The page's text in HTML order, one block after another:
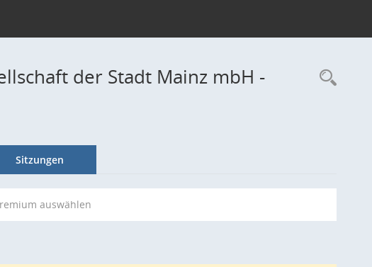
der Stadt Mainz mbH -
Sitzungen
auswählen